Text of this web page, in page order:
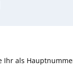
Ihr als